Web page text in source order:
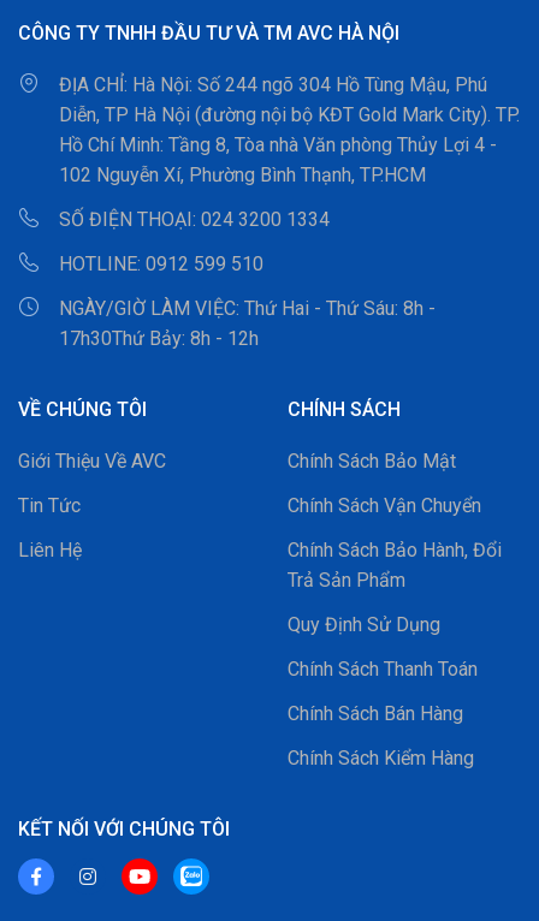
CÔNG TY TNHH ĐẦU TƯ VÀ TM AVC HÀ NỘI
ĐỊA CHỈ: Hà Nội: Số 244 ngõ 304 Hồ Tùng Mậu, Phú
Diễn, TP Hà Nội (đường nội bộ KĐT Gold Mark City). TP.
Hồ Chí Minh: Tầng 8, Tòa nhà Văn phòng Thủy Lợi 4 -
102 Nguyễn Xí, Phường Bình Thạnh, TP.HCM
SỐ ĐIỆN THOẠI: 024 3200 1334
HOTLINE: 0912 599 510
NGÀY/GIỜ LÀM VIỆC: Thứ Hai - Thứ Sáu: 8h -
17h30Thứ Bảy: 8h - 12h
VỀ CHÚNG TÔI
Giới Thiệu Về AVC
Tin Tức
Liên Hệ
CHÍNH SÁCH
Chính Sách Bảo Mật
Chính Sách Vận Chuyển
Chính Sách Bảo Hành, Đổi
Trả Sản Phẩm
Quy Định Sử Dụng
Chính Sách Thanh Toán
Chính Sách Bán Hàng
Chính Sách Kiểm Hàng
KẾT NỐI VỚI CHÚNG TÔI